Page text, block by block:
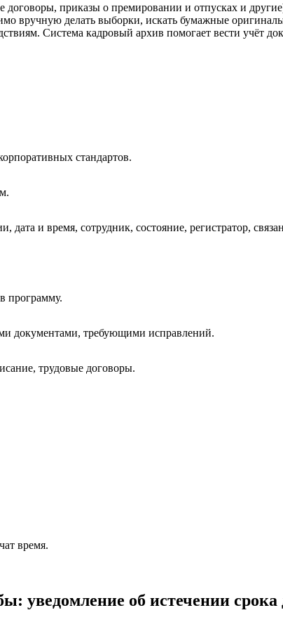
приказы о премировании и отпусках и
вручную делать выборки, искать бумажные
Система кадровый архив помогает вести учёт
стандартов.
и время, сотрудник, состояние, регистратор,
программу.
документами, требующими исправлений.
трудовые договоры.
время.
уведомление об истечении срока